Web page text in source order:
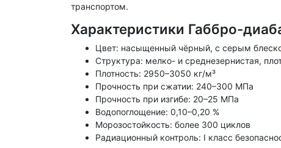
транспортом.
Характеристики Габбро-
Цвет: насыщенный чёрный, с серым
Структура: мелко- и среднезернистая,
Плотность: 2950–3050 кг/м³
Прочность при сжатии: 240–300 МПа
Прочность при изгибе: 20–25 МПа
Водопоглощение: 0,10–0,20 %
Морозостойкость: более 300 циклов
Радиационный контроль: I класс